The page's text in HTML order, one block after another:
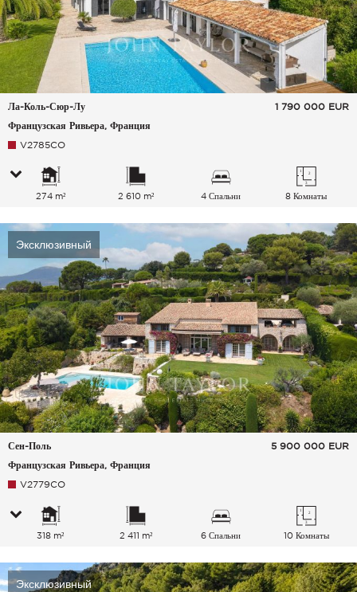
Ла-Коль-Сюр-Лу
Французская Ривьера, Франция
1 790 000 EUR
V2785CO
274 m² 2 610 m² 4 Спальни 8 Комнаты
Эксклюзивный
Сен-Поль
Французская Ривьера, Франция
5 900 000 EUR
V2779CO
318 m² 2 411 m² 6 Спальни 10 Комнаты
Эксклюзивный